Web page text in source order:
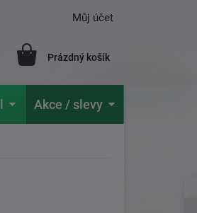
Můj účet
Prázdný košík
Akce / slevy